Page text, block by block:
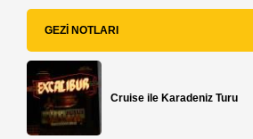
GEZI NOTLARI
Cruise ile Karadeniz Turu